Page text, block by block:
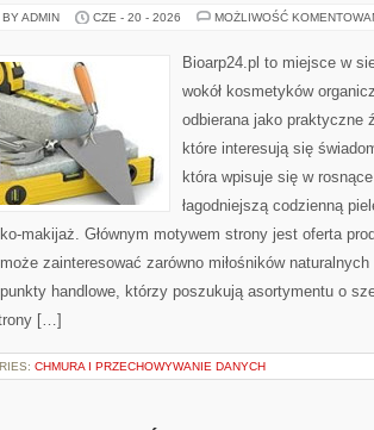
ADMIN CZE - 20 - 2026 MOŻLIWOŚĆ
Bioarp24.pl to miejsce w
wokół kosmetyków
odbierana jako praktyczne
które interesują się
która wpisuje się w
łagodniejszą codzienną
makijaż. Głównym motywem strony jest oferta
zainteresować zarówno miłośników
handlowe, którzy poszukują asortymentu o
[…]
CHMURA I PRZECHOWYWANIE DANYCH